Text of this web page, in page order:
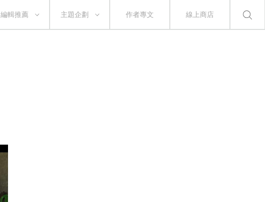
編輯推薦 主題企劃 作者專文 線上商店